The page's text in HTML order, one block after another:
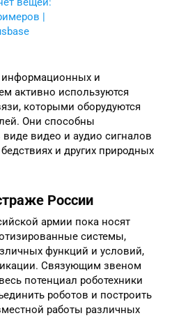
информационных и
активно используются
которыми оборудуются
Они способны
виде видео и аудио сигналов
и других природных
России
армии пока носят
системы,
функций и условий,
Связующим звеном
потенциал роботехники
роботов и построить
работы различных